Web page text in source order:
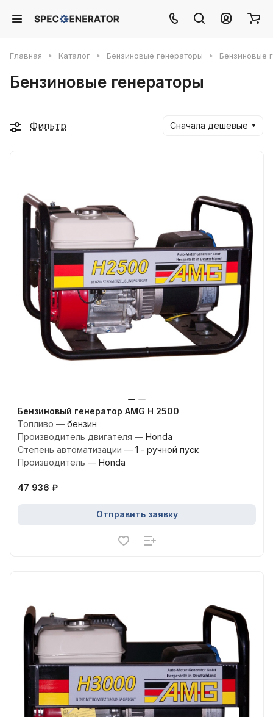
Главная Каталог Бензиновые генераторы Бензиновые
Бензиновые генераторы
Фильтр Сначала дешевые
Бензиновый генератор AMG H 2500
Топливо — бензин
Производитель двигателя — Honda
Степень автоматизации — 1 - ручной пуск
Производитель — Honda
47 936 ₽
Отправить заявку